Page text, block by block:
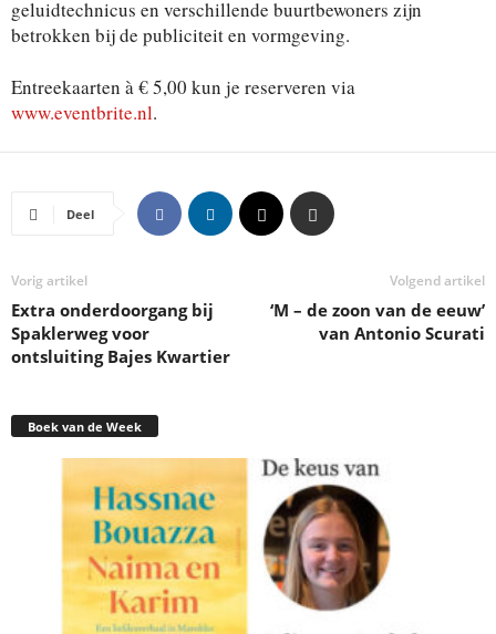
geluidtechnicus en verschillende buurtbewoners zijn
betrokken bij de publiciteit en vormgeving.
Entreekaarten à € 5,00 kun je reserveren via
www.eventbrite.nl.
Deel
Vorig artikel
Extra onderdoorgang bij
Spaklerweg voor
ontsluiting Bajes Kwartier
Volgend artikel
‘M – de zoon van de eeuw’
van Antonio Scurati
Boek van de Week